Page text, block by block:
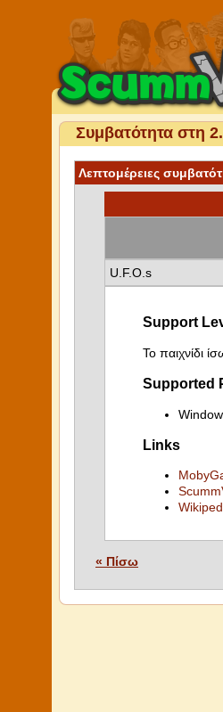
Συμβατότητα στη
Λεπτομέρειες
U.F.O.s
Support
Το παιχνίδι
Supported
Links
« Πίσω